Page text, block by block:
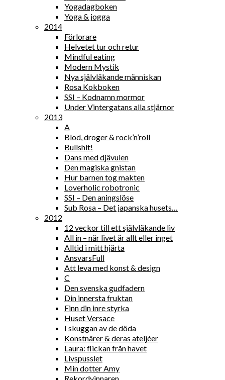
Yogadagboken
Yoga & jogga
2014
Förlorare
Helvetet tur och retur
Mindful eating
Modern Mystik
Nya självläkande människan
Rosa Kokboken
SSI – Kodnamn mormor
Under Vintergatans alla stjärnor
2013
A
Blod, droger & rock’n’roll
Bullshit!
Dans med djävulen
Den magiska gnistan
Hur barnen tog makten
Loverholic robotronic
SSI – Den aningslöse
Sub Rosa – Det japanska husets…
2012
12 veckor till ett självläkande liv
All in – när livet är allt eller inget
Alltid i mitt hjärta
AnsvarsFull
Att leva med konst & design
C
Den svenska gudfadern
Din innersta fruktan
Finn din inre styrka
Huset Versace
I skuggan av de döda
Konstnärer & deras ateljéer
Laura: flickan från havet
Livspusslet
Min dotter Amy